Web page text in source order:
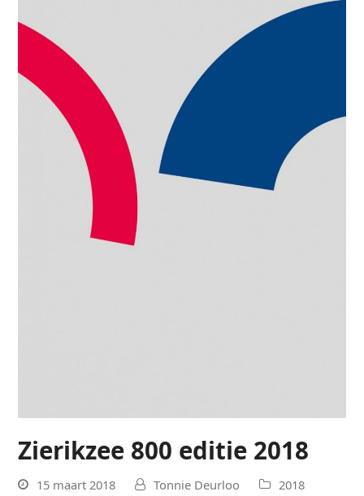
Zierikzee 800 editie 2018
15 maart 2018 Tonnie Deurloo 2018